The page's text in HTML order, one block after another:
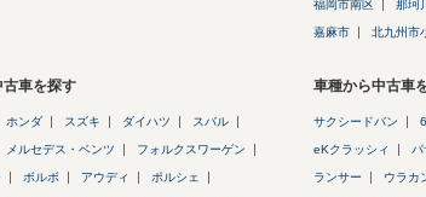
福岡市南区 那珂
嘉麻市 北九州市
古車を探す
ホンダ スズキ ダイハツ スバル
メルセデス・ベンツ フォルクスワーゲン
ボルボ アウディ ポルシェ
車種から中古車
サクシードバン
eKクラッシィ
ランサー ウラカ